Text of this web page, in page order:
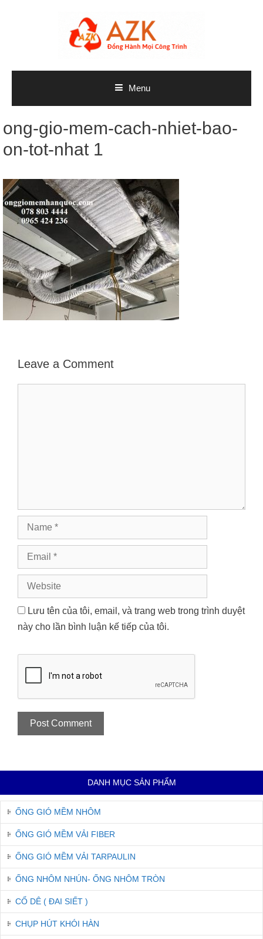
Menu
ong-gio-mem-cach-nhiet-bao-
on-tot-nhat 1
Leave a Comment
Name
Email
Website
Lưu tên của tôi, email, và trang web trong trình duyệt
này cho lần bình luận kế tiếp của tôi.
DANH MỤC SẢN PHẨM
ỐNG GIÓ MỀM NHÔM
ỐNG GIÓ MỀM VẢI FIBER
ỐNG GIÓ MỀM VẢI TARPAULIN
ỐNG NHÔM NHÚN- ỐNG NHÔM TRÒN
CỔ DÊ ( ĐAI SIẾT )
CHỤP HÚT KHÓI HÀN